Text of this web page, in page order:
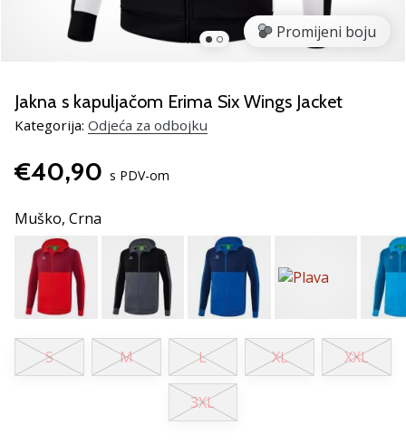
Pronađite
savršen
odbojku!
Pogledajte
naš
i
odaberite
obuću,
odjeću
opremu
najboljih
marki
tržištu.
Promijeni boju
Jakna s kapuljačom Erima Six Wings Jacket
Kategorija: Odjeća za odbojku
€40,90 s PDV-om
Muško, Crna
S M L XL XXL
3XL